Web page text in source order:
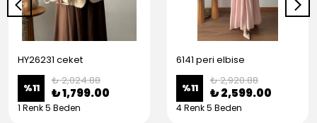
HY26231 ceket
%11
₺ 2,024.88
₺ 1,799.00
1 Renk 5 Beden
6141 peri elbise
%11
₺ 2,920.88
₺ 2,599.00
4 Renk 5 Beden